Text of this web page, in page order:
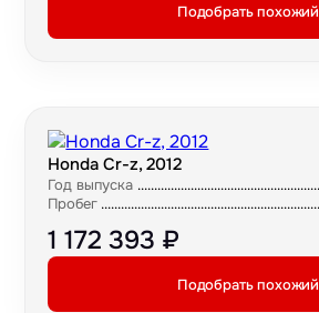
Подобрать похожий
Honda Cr-z, 2012
Год выпуска
Пробег
1 172 393 ₽
Подобрать похожий